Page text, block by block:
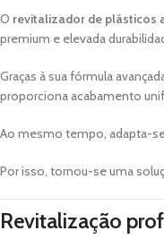
O revitalizador de plásticos
premium e elevada
Graças à sua fórmula
proporciona acabamento
Ao mesmo tempo, adapta-
Por isso, tornou-se uma
Revitalização